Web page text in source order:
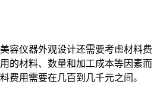
仪器外观设计还需要考虑材料费
的材料、数量和加工成本等因素而
费用需要在几百到几千元之间。